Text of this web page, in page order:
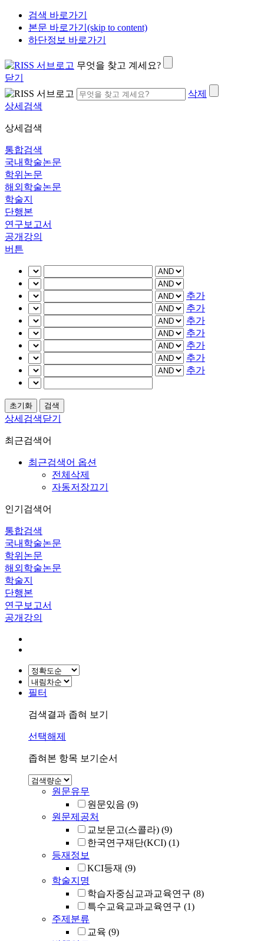
검색 바로가기
본문 바로가기(skip to content)
하단정보 바로가기
무엇을 찾고 계세요?
닫기
삭제
상세검색
상세검색
통합검색
국내학술논문
학위논문
해외학술논문
학술지
단행본
연구보고서
공개강의
버튼
추가
추가
추가
추가
추가
추가
추가
상세검색닫기
최근검색어
최근검색어 옵션
전체삭제
자동저장끄기
인기검색어
통합검색
국내학술논문
학위논문
해외학술논문
학술지
단행본
연구보고서
공개강의
필터
검색결과 좁혀 보기
선택해제
좁혀본 항목 보기순서
원문유무
원문있음 (9)
원문제공처
교보문고(스콜라) (9)
한국연구재단(KCI) (1)
등재정보
KCI등재 (9)
학술지명
학습자중심교과교육연구 (8)
특수교육교과교육연구 (1)
주제분류
교육 (9)